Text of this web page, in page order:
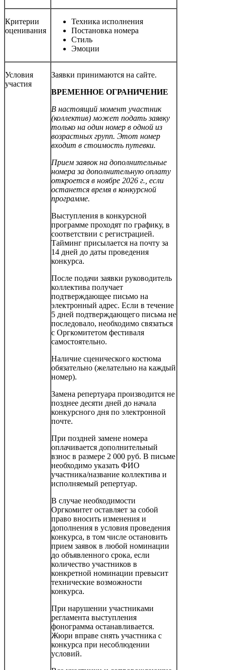
Критерии
оценивания
Техника исполнения
Постановка номера
Стиль
Эмоции
Условия
участия
Заявки принимаются на сайте.
ВРЕМЕННОЕ ОГРАНИЧЕНИЕ
В настоящий момент участник
(коллектив) может подать заявку
только на один номер в одной из
возрастных групп. Этот номер
входит в стоимость путевки.
Прием заявок на дополнительные
номера за дополнительную оплату
откроется в ноябре 2026 г., если
останется время в конкурсной
программе.
Выступления в конкурсной
программе проходят по графику, в
соответствии с регистрацией.
Тайминг присылается на почту за
14 дней до даты проведения
конкурса.
После подачи заявки руководитель
коллектива получает
подтверждающее письмо на
электронный адрес. Если в течение
5 дней подтверждающего письма не
последовало, необходимо связаться
с Оргкомитетом фестиваля
самостоятельно.
Наличие сценического костюма
обязательно (желательно на каждый
номер).
Замена репертуара производится не
позднее десяти дней до начала
конкурсного дня по электронной
почте.
При поздней замене номера
оплачивается дополнительный
взнос в размере 2 000 руб. В письме
необходимо указать ФИО
участника/название коллектива и
исполняемый репертуар.
В случае необходимости
Оргкомитет оставляет за собой
право вносить изменения и
дополнения в условия проведения
конкурса, в том числе остановить
прием заявок в любой номинации
до объявленного срока, если
количество участников в
конкретной номинации превысит
технические возможности
конкурса.
При нарушении участниками
регламента выступления
фонограмма останавливается.
Жюри вправе снять участника с
конкурса при несоблюдении
условий.